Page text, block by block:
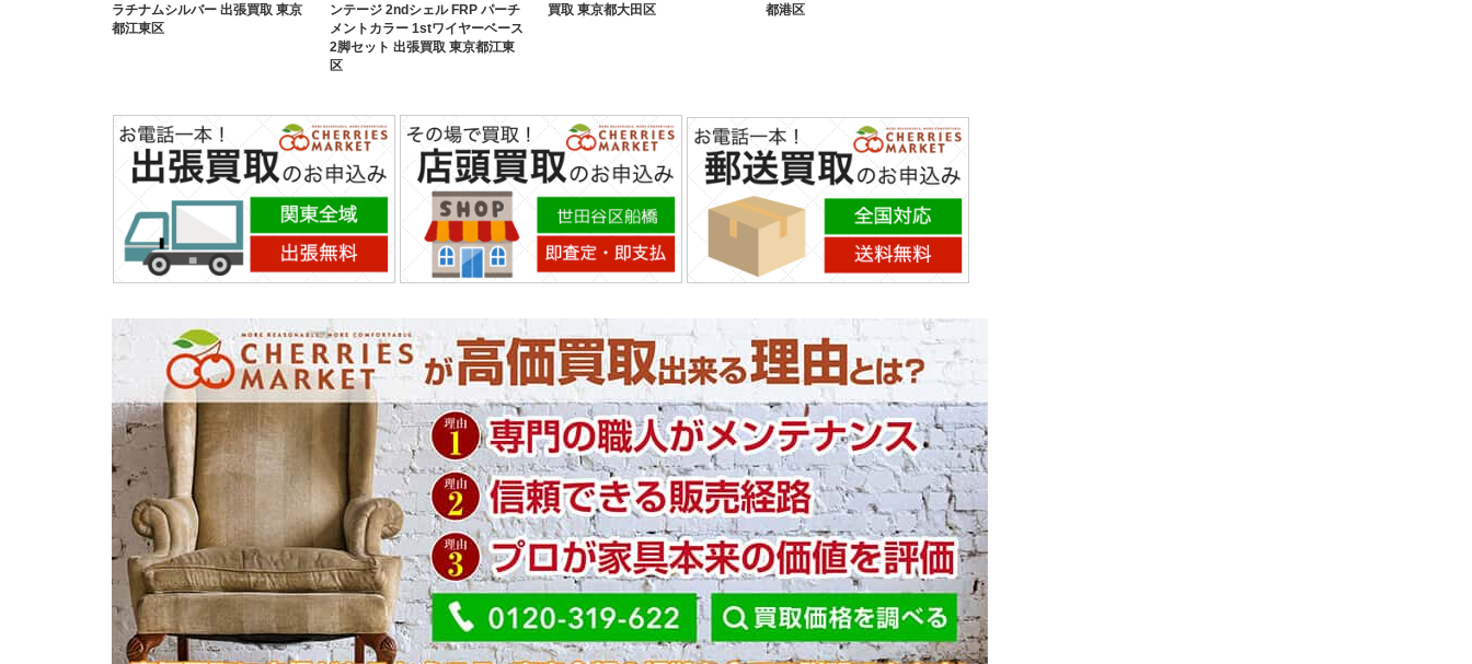
ラチナムシルバー 出張買取 東京
都江東区
ンテージ 2ndシェル FRP パーチ
メントカラー 1stワイヤーベース
2脚セット 出張買取 東京都江東
区
買取 東京都大田区
都港区